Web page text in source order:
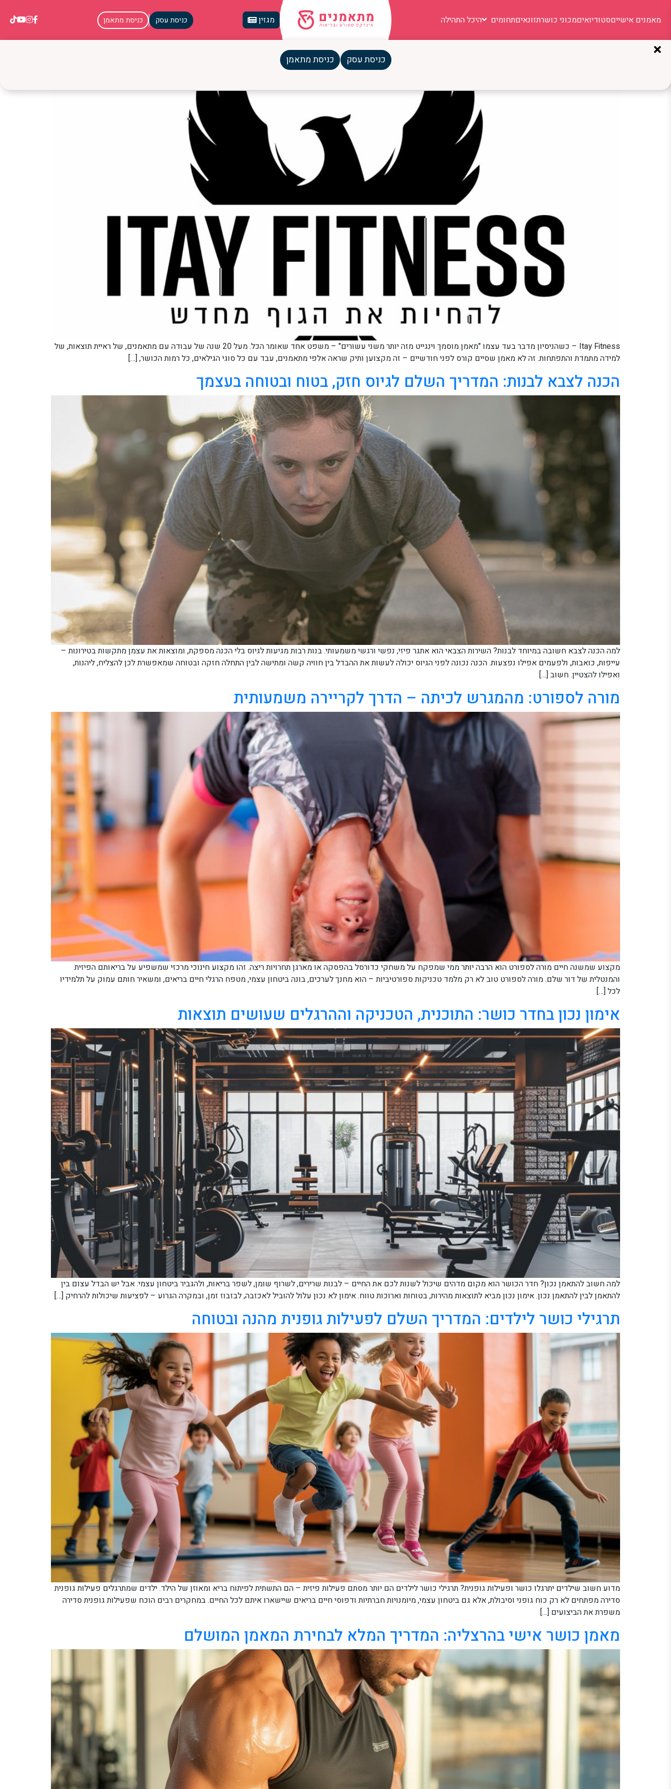
מאמנים אישייםסטודיואיםמכוני כושרתזונאיםתחומים היכל התהילה מגזין כניסת עסק כניסת מתאמן
כניסת עסק כניסת מתאמן
Itay Fitness – כשהניסיון מדבר בעד עצמו "מאמן מוסמך וינגייט מזה יותר משני עשורים" – משפט אחד שאומר הכל. מעל 20 שנה של עבודה עם מתאמנים, של ראיית תוצאות, של
למידה מתמדת והתפתחות. זה לא מאמן שסיים קורס לפני חודשיים – זה מקצוען ותיק שראה אלפי מתאמנים, עבד עם כל סוגי הגילאים, כל רמות הכושר, […]
הכנה לצבא לבנות: המדריך השלם לגיוס חזק, בטוח ובטוחה בעצמך
למה הכנה לצבא חשובה במיוחד לבנות? השירות הצבאי הוא אתגר פיזי, נפשי ורגשי משמעותי. בנות רבות מגיעות לגיוס בלי הכנה מספקת, ומוצאות את עצמן מתקשות בטירונות –
עייפות, כואבות, ולפעמים אפילו נפצעות. הכנה נכונה לפני הגיוס יכולה לעשות את ההבדל בין חוויה קשה ומתישה לבין התחלה חזקה ובטוחה שמאפשרת לכן להצליח, ליהנות,
ואפילו להצטיין. חשוב […]
מורה לספורט: מהמגרש לכיתה – הדרך לקריירה משמעותית
מקצוע שמשנה חיים מורה לספורט הוא הרבה יותר ממי שמפקח על משחקי כדורסל בהפסקה או מארגן תחרויות ריצה. זהו מקצוע חינוכי מרכזי שמשפיע על בריאותם הפיזית
והמנטלית של דור שלם. מורה לספורט טוב לא רק מלמד טכניקות ספורטיביות – הוא מחנך לערכים, בונה ביטחון עצמי, מטפח הרגלי חיים בריאים, ומשאיר חותם עמוק על תלמידיו
לכל […]
אימון נכון בחדר כושר: התוכנית, הטכניקה וההרגלים שעושים תוצאות
למה חשוב להתאמן נכון? חדר הכושר הוא מקום מדהים שיכול לשנות לכם את החיים – לבנות שרירים, לשרוף שומן, לשפר בריאות, ולהגביר ביטחון עצמי. אבל יש הבדל עצום בין
להתאמן לבין להתאמן נכון. אימון נכון מביא לתוצאות מהירות, בטוחות וארוכות טווח. אימון לא נכון עלול להוביל לאכזבה, לבזבוז זמן, ובמקרה הגרוע – לפציעות שיכולות להרחיק […]
תרגילי כושר לילדים: המדריך השלם לפעילות גופנית מהנה ובטוחה
מדוע חשוב שילדים יתרגלו כושר ופעילות גופנית? תרגילי כושר לילדים הם יותר מסתם פעילות פיזית – הם התשתית לפיתוח בריא ומאוזן של הילד. ילדים שמתרגלים פעילות גופנית
סדירה מפתחים לא רק כוח גופני וסיבולת, אלא גם ביטחון עצמי, מיומנויות חברתיות ודפוסי חיים בריאים שיישארו איתם לכל החיים. במחקרים רבים הוכח שפעילות גופנית סדירה
משפרת את הביצועים […]
מאמן כושר אישי בהרצליה: המדריך המלא לבחירת המאמן המושלם